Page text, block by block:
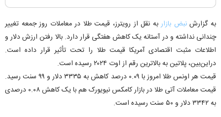
به گزارشنبض بازاربه نقل از رویترز، قیمت طلا در معاملات روز جمعه تغییر
چندانی نداشته و در آستانه یک کاهش هفتگی قرار دارد. بالا رفتن ارزش دلار و
اطلاعات مثبت اقتصادی آمریکا قیمت طلا را تحت تأثیر قرار داده است.
دراین‌بین، پلاتین به بالاترین رقم از اوت ۲۰۲۴ رسیده است.
قیمت هر اونس طلا امروز با ۰.۰۹ درصد کاهش به ۳۳۳۵ دلار و ۹۹ سنت رسید.
قیمت معاملات آتی طلا در بازار کامکس نیویورک هم با یک کاهش ۰.۰۸ درصدی
به ۳۳۴۲ دلار و ۵۰ سنت رسیده است.